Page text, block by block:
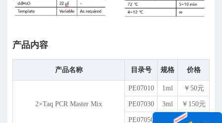
产品内容
产品名称 目录号 规格 价格
2×Taq PCR Master Mix
PE07010 1ml ￥50元
PE07030 3ml ￥150元
PE07050 ￥250元